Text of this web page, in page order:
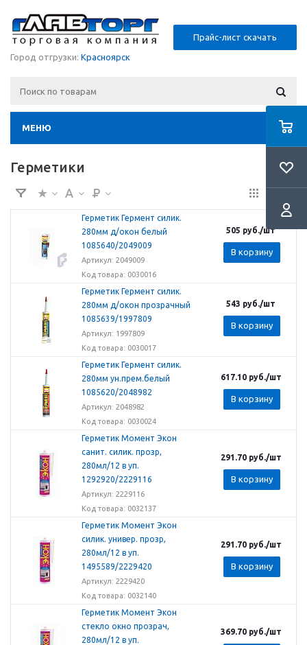
Прайс-лист скачать
Город отгрузки: Красноярск
МЕНЮ
Герметики
Герметик Гермент силик.
280мм д/окон белый
1085640/2049009
Артикул: 2049009
Код товара: 0030016
505 руб./шт
В корзину
Герметик Гермент силик.
280мм д/окон прозрачный
1085639/1997809
Артикул: 1997809
Код товара: 0030017
543 руб./шт
В корзину
Герметик Гермент силик.
280мм ун.прем.белый
1085620/2048982
Артикул: 2048982
Код товара: 0030024
617.10руб./шт
В корзину
Герметик Момент Экон
санит. силик. прозр,
280мл/12 в уп.
1292920/2229116
Артикул: 2229116
Код товара: 0032137
291.70руб./шт
В корзину
Герметик Момент Экон
силик. универ. прозр,
280мл/12 в уп.
1495589/2229420
Артикул: 2229420
Код товара: 0032140
291.70руб./шт
В корзину
Герметик Момент Экон
стекло окно прозрач,
280мл/12 в уп.
369.70руб./шт